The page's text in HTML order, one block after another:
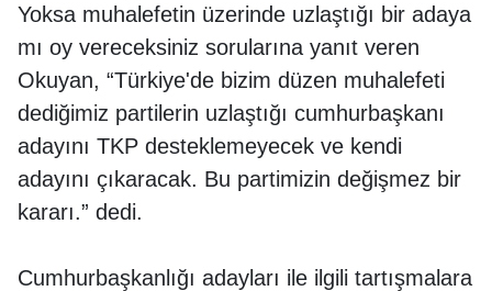
Yoksa muhalefetin üzerinde uzlaştığı bir adaya
mı oy vereceksiniz sorularına yanıt veren
Okuyan, “Türkiye'de bizim düzen muhalefeti
dediğimiz partilerin uzlaştığı cumhurbaşkanı
adayını TKP desteklemeyecek ve kendi
adayını çıkaracak. Bu partimizin değişmez bir
kararı.” dedi.
Cumhurbaşkanlığı adayları ile ilgili tartışmalara